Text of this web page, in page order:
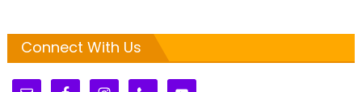
Connect With Us